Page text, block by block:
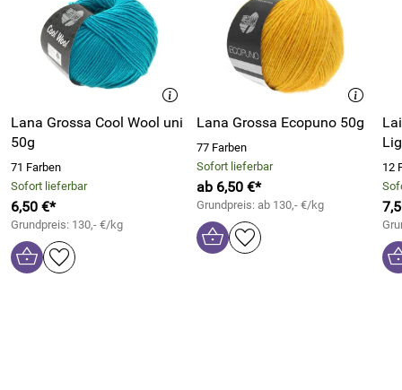
Lana Grossa Cool Wool uni
50g
71 Farben
Sofort lieferbar
6,50 €*
Grundpreis: 130,- €/kg
Lana Grossa Ecopuno 50g
77 Farben
Sofort lieferbar
ab 6,50 €*
Grundpreis: ab 130,- €/kg
12